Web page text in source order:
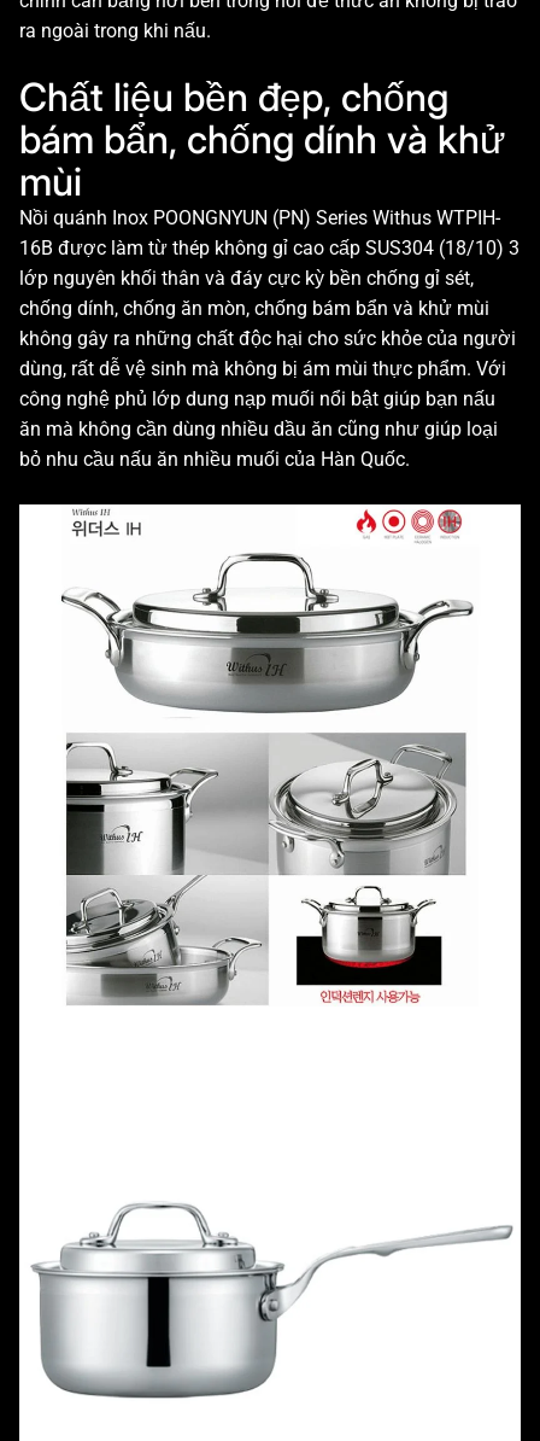
ra ngoài trong khi nấu.
Chất liệu bền đẹp, chống
bám bẩn, chống dính và khử
mùi
Nồi quánh Inox POONGNYUN (PN) Series Withus WTPIH-
16B được làm từ thép không gỉ cao cấp SUS304 (18/10) 3
lớp nguyên khối thân và đáy cực kỳ bền chống gỉ sét,
chống dính, chống ăn mòn, chống bám bẩn và khử mùi
không gây ra những chất độc hại cho sức khỏe của người
dùng, rất dễ vệ sinh mà không bị ám mùi thực phẩm. Với
công nghệ phủ lớp dung nạp muối nổi bật giúp bạn nấu
ăn mà không cần dùng nhiều dầu ăn cũng như giúp loại
bỏ nhu cầu nấu ăn nhiều muối của Hàn Quốc.